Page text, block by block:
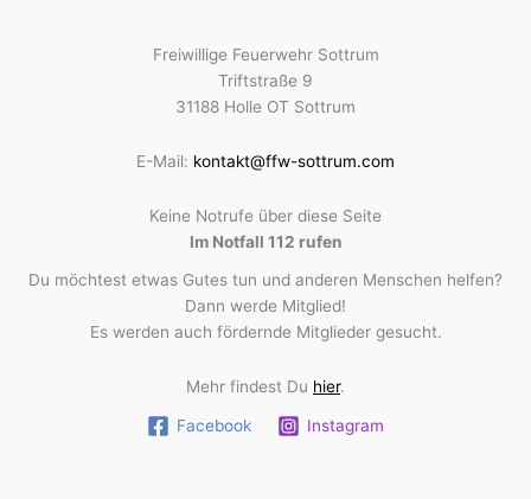
Freiwillige Feuerwehr Sottrum
Triftstraße 9
31188 Holle OT Sottrum
E-Mail: kontakt@ffw-sottrum.com
Keine Notrufe über diese Seite
Im Notfall 112 rufen
Du möchtest etwas Gutes tun und anderen Menschen helfen?
Dann werde Mitglied!
Es werden auch fördernde Mitglieder gesucht.
Mehr findest Du hier.
Facebook Instagram